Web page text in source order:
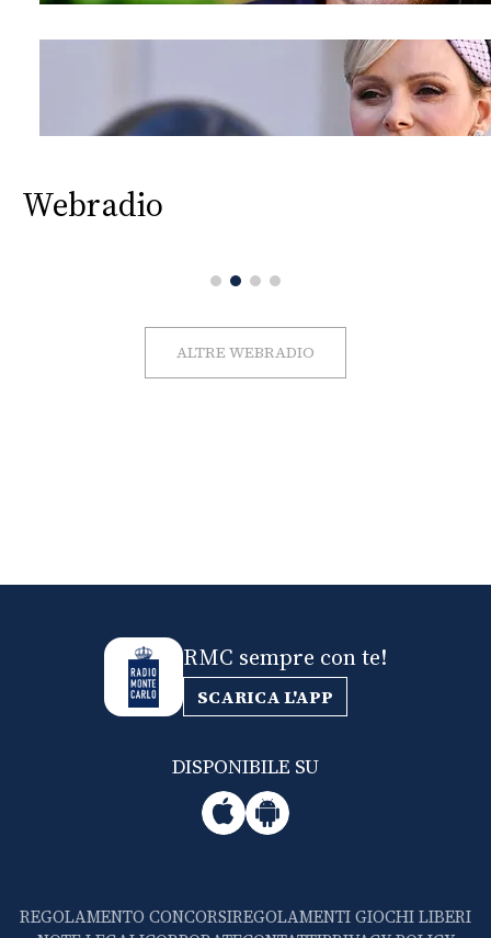
Webradio
ALTRE WEBRADIO
RMC sempre con te!
SCARICA L'APP
DISPONIBILE SU
REGOLAMENTO CONCORSIREGOLAMENTI GIOCHI LIBERI